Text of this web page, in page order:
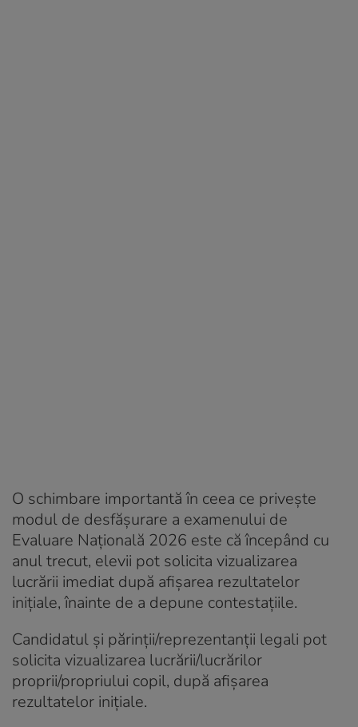
O schimbare importantă în ceea ce privește
modul de desfășurare a examenului de
Evaluare Naţională 2026 este că începând cu
anul trecut, elevii pot solicita vizualizarea
lucrării imediat după afișarea rezultatelor
inițiale, înainte de a depune contestațiile.
Candidatul și părinții/reprezentanții legali pot
solicita vizualizarea lucrării/lucrărilor
proprii/propriului copil, după afișarea
rezultatelor inițiale.